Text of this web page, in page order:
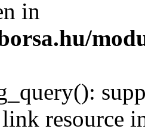
in
resource